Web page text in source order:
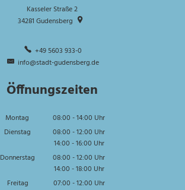
Kasseler Straße 2
34281 Gudensberg
+49 5603 933-0
info@stadt-gudensberg.de
Öffnungszeiten
Montag 08:00 -14:00 Uhr
Von 08:00 bis 14:00 Uhr
Dienstag 08:00 -12:00 Uhr
Von 08:00 bis 12:00 Uhr
14:00 -16:00 Uhr
Von 14:00 bis 16:00 Uhr
Donnerstag 08:00 -12:00 Uhr
Von 08:00 bis 12:00 Uhr
14:00 -18:00 Uhr
Von 14:00 bis 18:00 Uhr
Freitag 07:00 -12:00 Uhr